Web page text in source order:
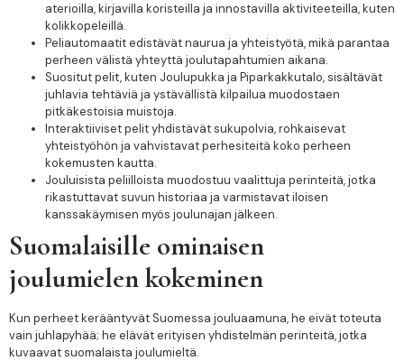
aterioilla, kirjavilla koristeilla ja innostavilla aktiviteeteilla, kuten
kolikkopeleillä.
Peliautomaatit edistävät naurua ja yhteistyötä, mikä parantaa
perheen välistä yhteyttä joulutapahtumien aikana.
Suositut pelit, kuten Joulupukka ja Piparkakkutalo, sisältävät
juhlavia tehtäviä ja ystävällistä kilpailua muodostaen
pitkäkestoisia muistoja.
Interaktiiviset pelit yhdistävät sukupolvia, rohkaisevat
yhteistyöhön ja vahvistavat perhesiteitä koko perheen
kokemusten kautta.
Jouluisista peliilloista muodostuu vaalittuja perinteitä, jotka
rikastuttavat suvun historiaa ja varmistavat iloisen
kanssakäymisen myös joulunajan jälkeen.
Suomalaisille ominaisen
joulumielen kokeminen
Kun perheet kerääntyvät Suomessa jouluaamuna, he eivät toteuta
vain juhlapyhää; he elävät erityisen yhdistelmän perinteitä, jotka
kuvaavat suomalaista joulumieltä.